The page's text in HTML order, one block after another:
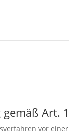
Art.
vor